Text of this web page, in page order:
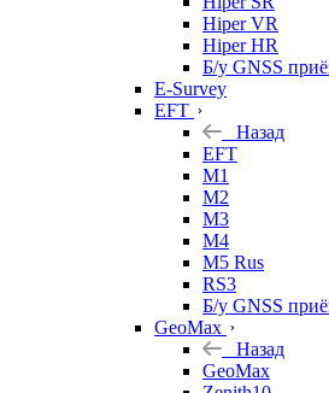
Hiper VR
Hiper HR
Б/у GNSS
E-Survey
EFT
Назад
EFT
M1
M2
M3
M4
M5 Rus
RS3
Б/у GNSS
GeoMax
Назад
GeoMax